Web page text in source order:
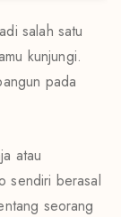
salah satu
kunjungi.
pada
atau
sendiri berasal
seorang